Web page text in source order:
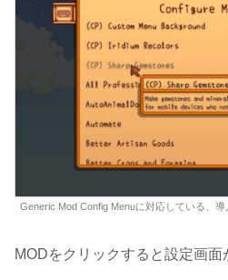
Generic Mod Config Menuに対応している、
MODをクリックすると設定画面